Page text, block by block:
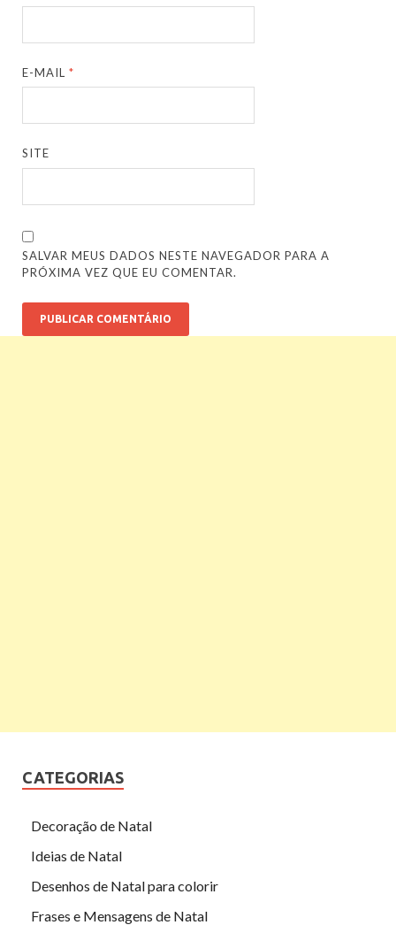
E-MAIL*
SITE
SALVAR MEUS DADOS NESTE NAVEGADOR PARA A
PRÓXIMA VEZ QUE EU COMENTAR.
CATEGORIAS
Decoração de Natal
Ideias de Natal
Desenhos de Natal para colorir
Frases e Mensagens de Natal